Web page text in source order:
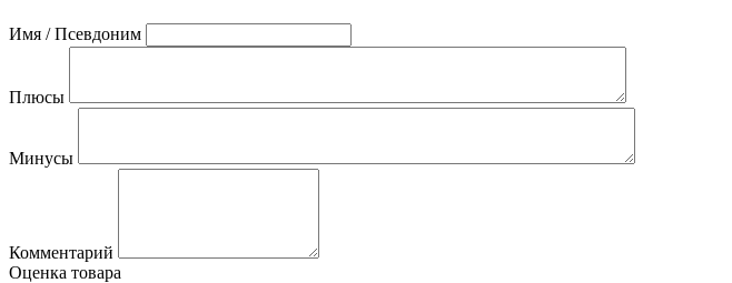
Имя / Псевдоним
Плюсы
Минусы
Комментарий
Оценка товара